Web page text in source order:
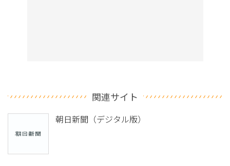
関連サイト
朝日新聞（デジタル版）